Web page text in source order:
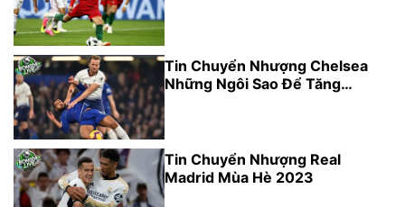
Tin Chuyển Nhượng Chelsea
Những Ngôi Sao Để Tăng
Tin Chuyển Nhượng Real
Madrid Mùa Hè 2023